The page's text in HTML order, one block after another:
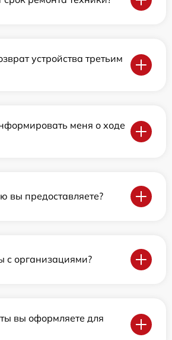
устройства третьим
меня о ходе
вы предоставляете?
с организациями?
вы оформляете для